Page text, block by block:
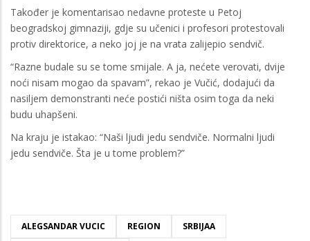
Također je komentarisao nedavne proteste u Petoj
beogradskoj gimnaziji, gdje su učenici i profesori protestovali
protiv direktorice, a neko joj je na vrata zalijepio sendvič.
“Razne budale su se tome smijale. A ja, nećete verovati, dvije
noći nisam mogao da spavam”, rekao je Vučić, dodajući da
nasiljem demonstranti neće postići ništa osim toga da neki
budu uhapšeni.
Na kraju je istakao: “Naši ljudi jedu sendviče. Normalni ljudi
jedu sendviče. Šta je u tome problem?”
ALEGSANDAR VUCIC REGION SRBIJAA